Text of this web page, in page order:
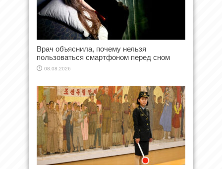
Врач объяснила, почему нельзя
пользоваться смартфоном перед сном
08.08.2026